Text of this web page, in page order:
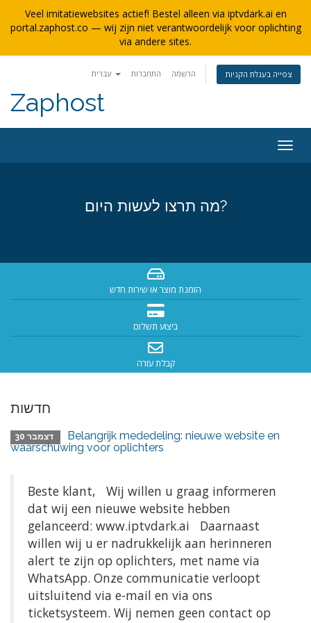
Veel imitatiewebsites actief! Bestel alleen via iptvdark.ai en
portal.zaphost.co — wij zijn niet verantwoordelijk voor oplichting
via andere sites.
התחברות הרשמה צפייה בעגלת הקניות
Zaphost
ניווט
מה תרצו לעשות היום?
הזמנת מוצר או שירות חדש
ביצוע תשלום
קבלת עזרה
חדשות
Belangrijk mededeling: nieuwe website en
waarschuwing voor oplichters
Beste klant, Wij willen u graag informeren
dat wij een nieuwe website hebben
gelanceerd: www.iptvdark.ai Daarnaast
willen wij u er nadrukkelijk aan herinneren
alert te zijn op oplichters, met name via
WhatsApp. Onze communicatie verloopt
uitsluitend via e-mail en via ons
ticketsysteem. Wij nemen geen contact op